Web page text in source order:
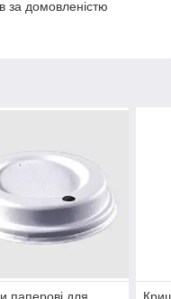
за домовленістю